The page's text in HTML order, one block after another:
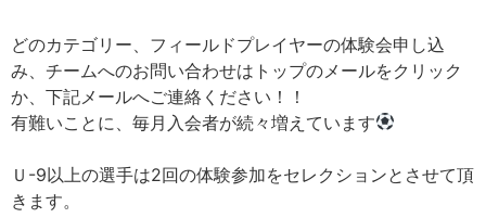
どのカテゴリー、フィールドプレイヤーの体験会申し込
み、チームへのお問い合わせはトップのメールをクリック
か、下記メールへご連絡ください！！
有難いことに、毎月入会者が続々増えています
Ｕ-9以上の選手は2回の体験参加をセレクションとさせて頂
きます。